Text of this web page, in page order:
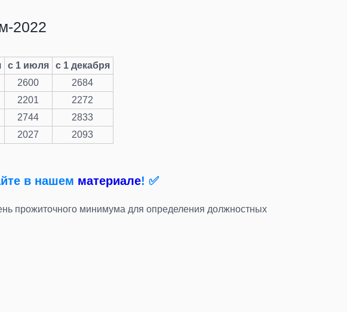
2022
с 1 июля
с 1 декабря
2600
2684
2201
2272
2744
2833
2027 2093
в нашем материале! ✅
прожиточного минимума для определения должностных